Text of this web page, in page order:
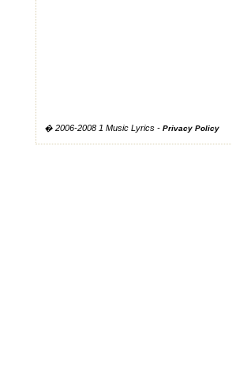
� 2006-2008 1 Music Lyrics - Privacy Policy